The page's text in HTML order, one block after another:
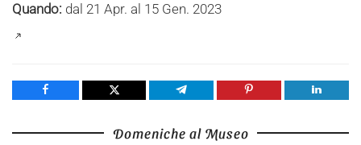
Quando: dal 21 Apr. al 15 Gen. 2023
Domeniche al Museo